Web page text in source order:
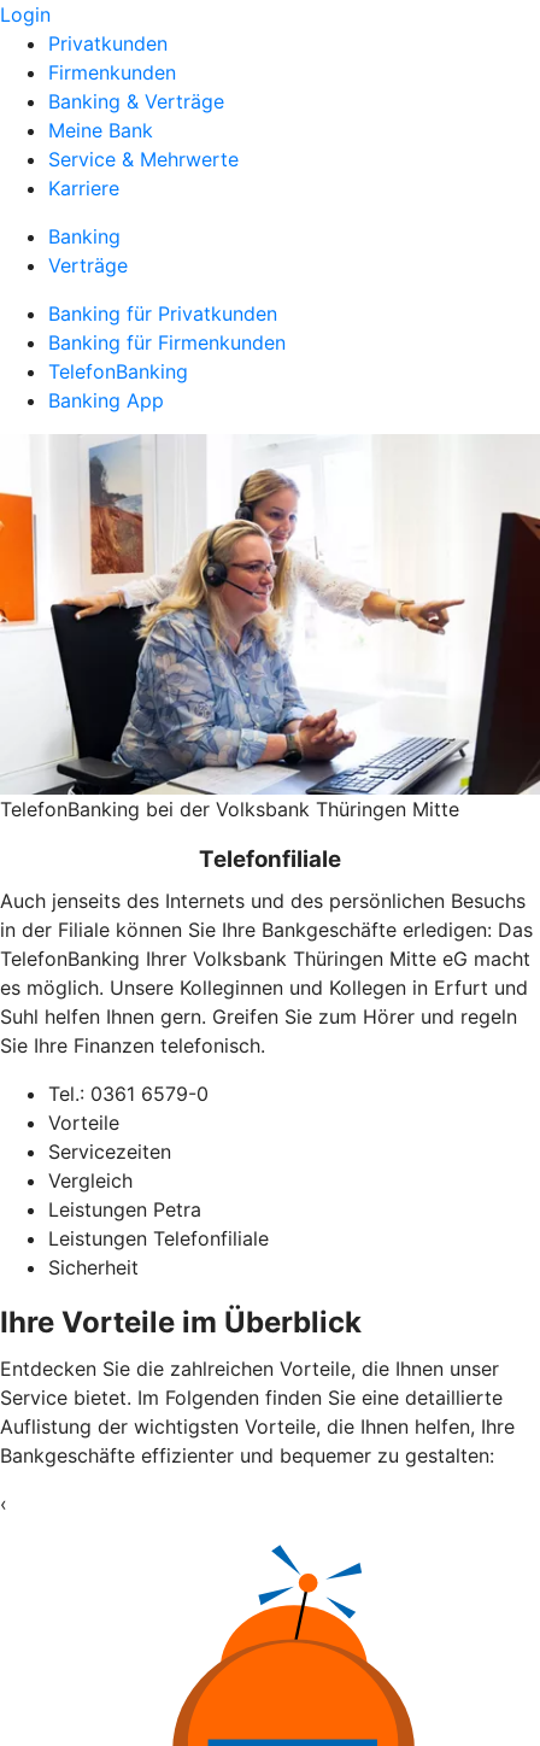
Login
Privatkunden
Firmenkunden
Banking & Verträge
Meine Bank
Service & Mehrwerte
Karriere
Banking
Verträge
Banking für Privatkunden
Banking für Firmenkunden
TelefonBanking
Banking App
TelefonBanking bei der Volksbank Thüringen Mitte
Telefonfiliale
Auch jenseits des Internets und des persönlichen Besuchs
in der Filiale können Sie Ihre Bankgeschäfte erledigen: Das
TelefonBanking Ihrer Volksbank Thüringen Mitte eG macht
es möglich. Unsere Kolleginnen und Kollegen in Erfurt und
Suhl helfen Ihnen gern. Greifen Sie zum Hörer und regeln
Sie Ihre Finanzen telefonisch.
Tel.: 0361 6579-0
Vorteile
Servicezeiten
Vergleich
Leistungen Petra
Leistungen Telefonfiliale
Sicherheit
Ihre Vorteile im Überblick
Entdecken Sie die zahlreichen Vorteile, die Ihnen unser
Service bietet. Im Folgenden finden Sie eine detaillierte
Auflistung der wichtigsten Vorteile, die Ihnen helfen, Ihre
Bankgeschäfte effizienter und bequemer zu gestalten:
‹